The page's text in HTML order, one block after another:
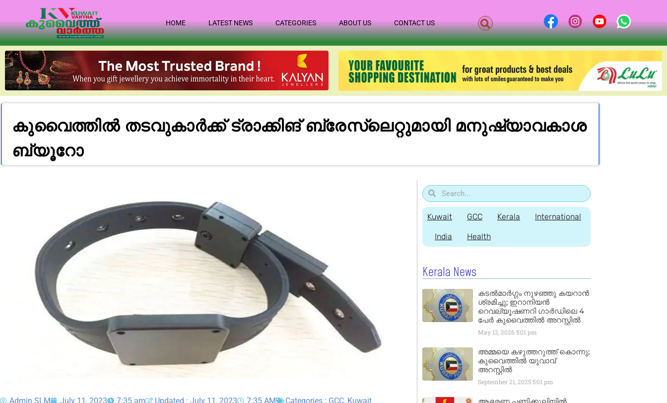
HOME LATEST NEWS CATEGORIES ABOUT US CONTACT US
കുവൈത്തിൽ തടവുകാർക്ക് ട്രാക്കിങ് ബ്രേസ്‌ലെറ്റുമായി മ​നു​ഷ്യാ​വ​കാ​ശ
ബ്യൂ​റോ
Admin SLM July 11, 2023 7:35 am Updated : July 11, 2023 7:35 AM Categories : GCC, Kuwait
Kuwait GCC Kerala International
India Health
Kerala News
കടൽമാർഗ്ഗം നുഴഞ്ഞു കയറാൻ
ശ്രമിച്ചു; ഇറാനിയൻ
റെവല്യൂഷണറി ഗാർഡിലെ 4
പേർ കുവൈത്തിൽ അറസ്റ്റിൽ
May 12, 2026 5:01 pm
അമ്മയെ കഴുത്തറുത്ത് കൊന്നു;
കുവൈത്തിൽ യുവാവ്
അറസ്റ്റിൽ
September 21, 20255:01 pm
ആഭരണ പണിക്കൂലിയിൽ